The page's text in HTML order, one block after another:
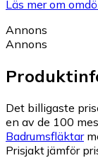
Läs mer om
Annons
Annons
Det billigaste
en av de 100
Badrumsfläktar
Prisjakt jämför